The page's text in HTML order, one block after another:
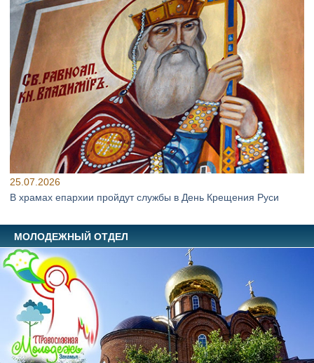
25.07.2026
В храмах епархии пройдут службы в День Крещения Руси
МОЛОДЕЖНЫЙ ОТДЕЛ